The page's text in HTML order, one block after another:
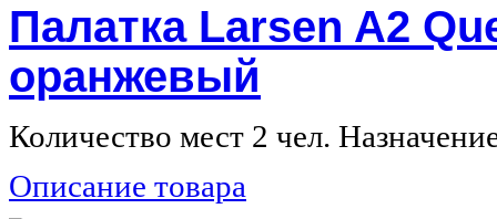
Палатка Larsen A2
оранжевый
Количество мест 2 чел.
Описание товара